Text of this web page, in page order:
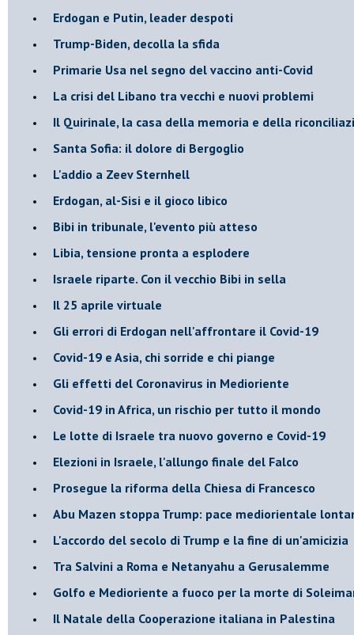
Erdogan e Putin, leader despoti
Trump-Biden, decolla la sfida
Primarie Usa nel segno del vaccino anti-Covid
La crisi del Libano tra vecchi e nuovi problemi
Il Quirinale, la casa della memoria e della
Santa Sofia: il dolore di Bergoglio
L'addio a ​Zeev Sternhell
Erdogan, al-Sisi e il gioco libico
Bibi in tribunale, l'evento più atteso
Libia, tensione pronta a esplodere
Israele riparte. Con il vecchio Bibi in sella
Il 25 aprile virtuale
Gli errori di Erdogan nell'affrontare il Covid-19
Covid-19 e Asia, chi sorride e chi piange
Gli effetti del Coronavirus in Medioriente
Covid-19 in Africa, un rischio per tutto il mondo
Le lotte di Israele tra nuovo governo e Covid-19
Elezioni in Israele, l'allungo finale del Falco
Prosegue la riforma della Chiesa di Francesco
Abu Mazen stoppa Trump: pace mediorientale
L'accordo del secolo di Trump e la fine di un'amicizia
Tra Salvini a Roma e Netanyahu a Gerusalemme
Golfo e Medioriente a fuoco per la morte di
Il Natale della Cooperazione italiana in Palestina